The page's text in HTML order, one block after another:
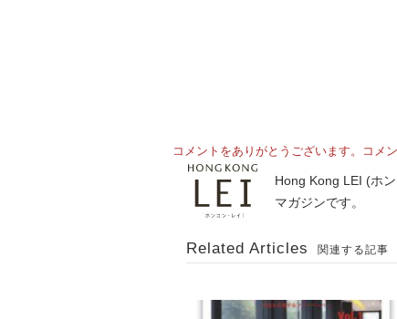
コメントをありがとうございます。コメ
Hong Kong LEI (ホ
マガジンです。
Related Articles 関連する記事